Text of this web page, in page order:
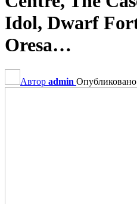
Idol, Dwarf
Oresa…
Автор admin Опубликовано